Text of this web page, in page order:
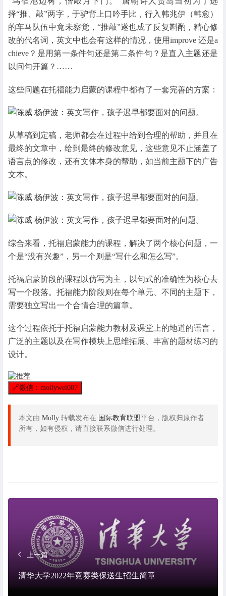
择“推、敲”两字，于驴背上口吟手比，行入韩兆伊（韩愈）
的车马队伍中竟未察觉，“推敲”遂也成了反复斟酌，精心修
改的代名词，英文中也会有这样的情况，使用improve 还是a
chieve？是用第一条件句还是第二条件句？是直入主题还是
以问句开篇？……
这些问题在托福能力启蒙的课程中都有了一套完善的方案：
从草稿到定稿，老师都会在过程中给到合理的帮助，并且在
最终的文章中，给到最终的修改意见，这些意见不止涵盖了
语言点的修改，还有文体本身的帮助，如当前主题下的广告
文本。
综合来看，托福启蒙能力的课程，解决了两个核心问题，一
个是“没有兴趣”，另一个则是“写什么和怎么写”。
托福启蒙阶段的课程以仿写为主，以句式的准确性为核心去
写一个段落。托福能力阶段则在每个单元、不同的主题下，
需要独立写出一个合情合理的篇章。
这个过程依托于托福启蒙能力教材及课堂上的地道的语言，
广泛的主题以及在写作模块上思维拓展、丰富的题材练习的
设计。
🔗微信：mollywei007
本文由 Molly 转载发布在 国际教育联盟平台，版权归原作者
所有，如有侵权，请直接联系微信进行处理。
上一篇
清华大学2022年竞赛类保送生招生简章